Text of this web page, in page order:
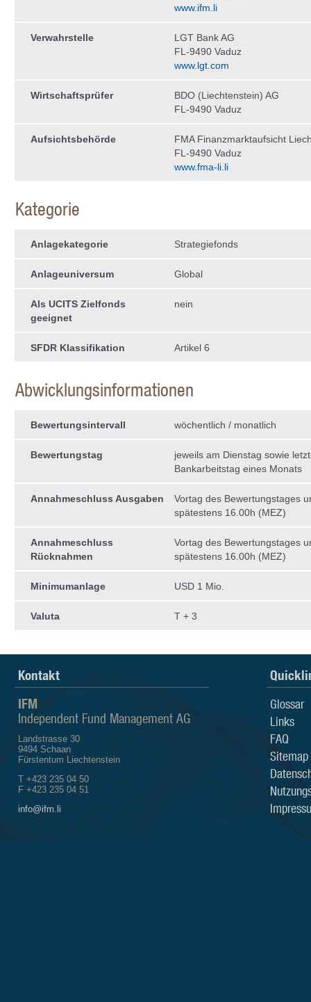
www.ifm.li
Verwahrstelle
LGT Bank AG
FL-9490 Vaduz
www.lgt.com
Wirtschaftsprüfer
BDO (Liechtenstein) AG
FL-9490 Vaduz
Aufsichtsbehörde
FMA Finanzmarktaufsicht
FL-9490 Vaduz
www.fma-li.li
Kategorie
Anlagekategorie Strategiefonds
Anlageuniversum Global
Als UCITS Zielfonds
geeignet
nein
SFDR Klassifikation Artikel 6
Abwicklungsinformationen
Bewertungsintervall wöchentlich / monatlich
Bewertungstag
jeweils am Dienstag sowie
Bankarbeitstag eines Monats
Annahmeschluss Ausgaben
Vortag des Bewertungstages
spätestens 16.00h (MEZ)
Annahmeschluss
Rücknahmen
Vortag des Bewertungstages
spätestens 16.00h (MEZ)
Minimumanlage USD 1 Mio.
Valuta T + 3
Kontakt
IFM
Independent Fund Management AG
Landstrasse 30
9494 Schaan
Fürstentum Liechtenstein
T +423 235 04 50
F +423 235 04 51
info@ifm.li
Glossar
Links
FAQ
Sitemap